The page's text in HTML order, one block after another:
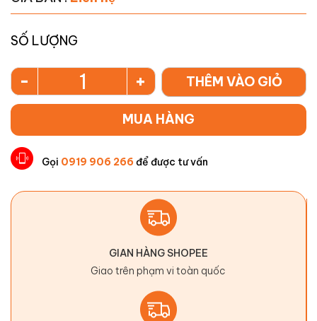
SỐ LƯỢNG
+
- THÊM VÀO GIỎ
MUA HÀNG
Gọi 0919 906 266 để được tư vấn
GIAN HÀNG SHOPEE
Giao trên phạm vi toàn quốc